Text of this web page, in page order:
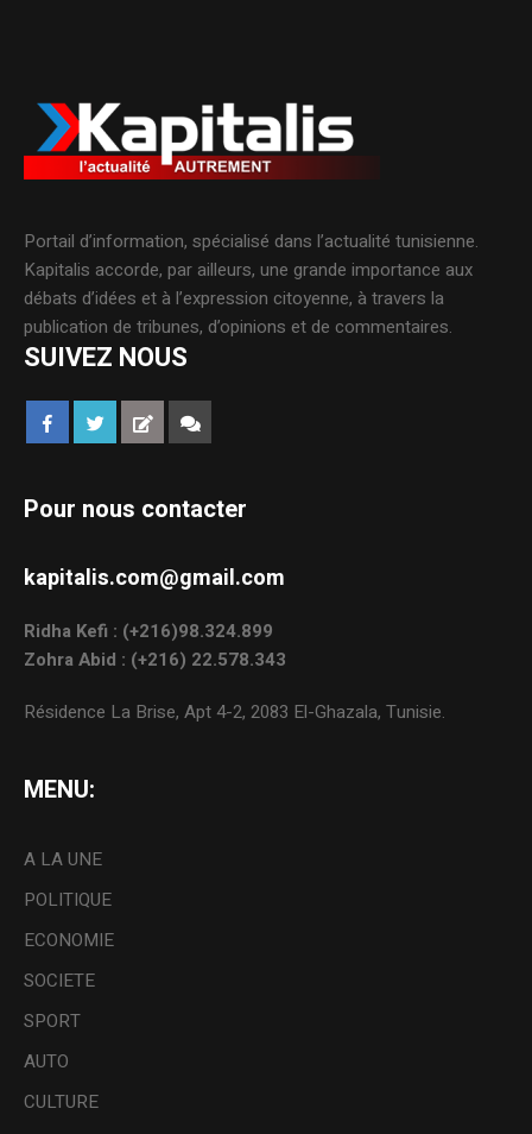
Portail d’information, spécialisé dans l’actualité tunisienne.
Kapitalis accorde, par ailleurs, une grande importance aux
débats d’idées et à l’expression citoyenne, à travers la
publication de tribunes, d’opinions et de commentaires.
SUIVEZ NOUS
Pour nous contacter
kapitalis.com@gmail.com
Ridha Kefi : (+216)98.324.899
Zohra Abid : (+216) 22.578.343
Résidence La Brise, Apt 4-2, 2083 El-Ghazala, Tunisie.
MENU:
A LA UNE
POLITIQUE
ECONOMIE
SOCIETE
SPORT
AUTO
CULTURE